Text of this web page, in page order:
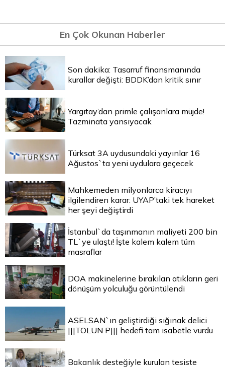
En Çok Okunan Haberler
Son dakika: Tasarruf finansmanında
kurallar değişti: BDDK’dan kritik sınır
Yargıtay’dan primle çalışanlara müjde!
Tazminata yansıyacak
Türksat 3A uydusundaki yayınlar 16
Ağustos`ta yeni uydulara geçecek
Mahkemeden milyonlarca kiracıyı
ilgilendiren karar: UYAP’taki tek hareket
her şeyi değiştirdi
İstanbul`da taşınmanın maliyeti 200 bin
TL`ye ulaştı! İşte kalem kalem tüm
masraflar
DOA makinelerine bırakılan atıkların geri
dönüşüm yolculuğu görüntülendi
ASELSAN`ın geliştirdiği sığınak delici
|||TOLUN P||| hedefi tam isabetle vurdu
Bakanlık desteğiyle kurulan tesiste